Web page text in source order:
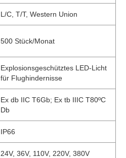
L/C, T/T, Western Union
500 Stück/Monat
Explosionsgeschütztes LED-Licht
für Flughindernisse
Ex db IIC T6Gb; Ex tb IIIC T80ºC
Db
IP66
24V, 36V, 110V, 220V, 380V